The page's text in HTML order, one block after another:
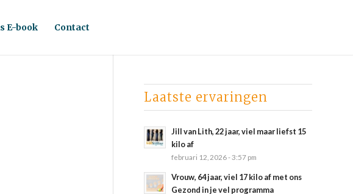
E-book Contact
Laatste ervaringen
Jill van Lith, 22 jaar, viel maar liefst 15
kilo af
februari 12, 2026 - 3:57 pm
Vrouw, 64 jaar, viel 17 kilo af met ons
Gezond in je vel programma